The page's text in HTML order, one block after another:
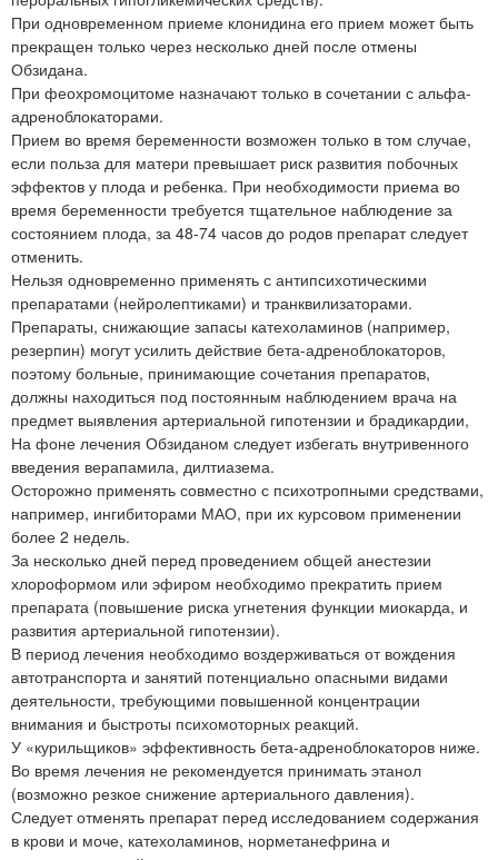
При одновременном приеме клонидина его прием может быть
прекращен только через несколько дней после отмены
Обзидана.
При феохромоцитоме назначают только в сочетании с альфа-
адреноблокаторами.
Прием во время беременности возможен только в том случае,
если польза для матери превышает риск развития побочных
эффектов у плода и ребенка. При необходимости приема во
время беременности требуется тщательное наблюдение за
состоянием плода, за 48-74 часов до родов препарат следует
отменить.
Нельзя одновременно применять с антипсихотическими
препаратами (нейролептиками) и транквилизаторами.
Препараты, снижающие запасы катехоламинов (например,
резерпин) могут усилить действие бета-адреноблокаторов,
поэтому больные, принимающие сочетания препаратов,
должны находиться под постоянным наблюдением врача на
предмет выявления артериальной гипотензии и брадикардии,
На фоне лечения Обзиданом следует избегать внутривенного
введения верапамила, дилтиазема.
Осторожно применять совместно с психотропными средствами,
например, ингибиторами МАО, при их курсовом применении
более 2 недель.
За несколько дней перед проведением общей анестезии
хлороформом или эфиром необходимо прекратить прием
препарата (повышение риска угнетения функции миокарда, и
развития артериальной гипотензии).
В период лечения необходимо воздерживаться от вождения
автотранспорта и занятий потенциально опасными видами
деятельности, требующими повышенной концентрации
внимания и быстроты психомоторных реакций.
У «курильщиков» эффективность бета-адреноблокаторов ниже.
Во время лечения не рекомендуется принимать этанол
(возможно резкое снижение артериального давления).
Следует отменять препарат перед исследованием содержания
в крови и моче, катехоламинов, норметанефрина и